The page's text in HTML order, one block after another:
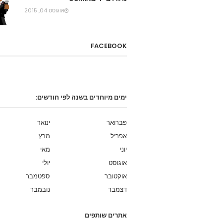
אוגוסט 04, 2015
FACEBOOK
ימים מיוחדים בשנה לפי חודשים:
ינואר
פברואר
מרץ
אפריל
מאי
יוני
יולי
אוגוסט
ספטמבר
אוקטובר
נובמבר
דצמבר
אתרים שותפים